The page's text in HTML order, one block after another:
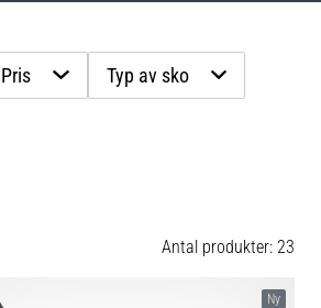
Pris Typ av sko
Antal produkter: 23
Ny